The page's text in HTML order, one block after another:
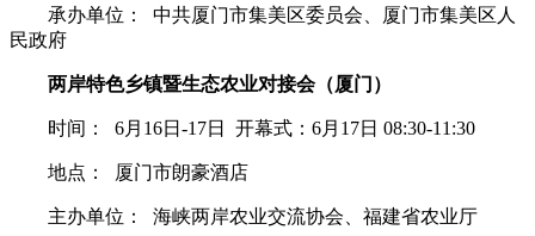
承办单位： 中共厦门市集美区委员会、厦门市集美区人
民政府
两岸特色乡镇暨生态农业对接会（厦门）
时间： 6月16日-17日 开幕式：6月17日 08:30-11:30
地点： 厦门市朗豪酒店
主办单位： 海峡两岸农业交流协会、福建省农业厅